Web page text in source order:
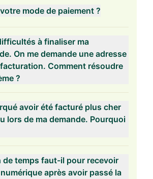
de 3 ans
de 2 ans
de 1 an
mode de paiement ?
à finaliser ma
On me demande une adresse
Comment résoudre
?
avoir été facturé plus cher
lors de ma demande. Pourquoi
de temps faut-il pour recevoir
après avoir passé la